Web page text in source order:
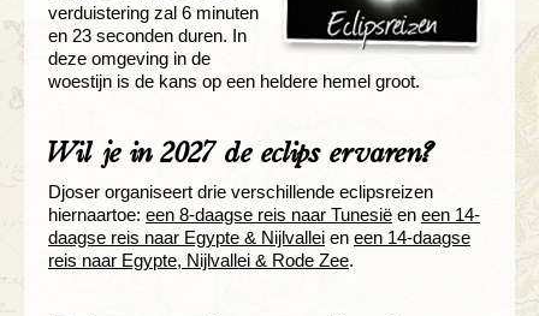
verduistering zal 6 minuten
en 23 seconden duren. In
deze omgeving in de
woestijn is de kans op een heldere hemel groot.
Wil je in 2027 de eclips ervaren?
Djoser organiseert drie verschillende eclipsreizen
hiernaartoe: een 8-daagse reis naar Tunesië en een 14-
daagse reis naar Egypte & Nijlvallei en een 14-daagse
reis naar Egypte, Nijlvallei & Rode Zee.